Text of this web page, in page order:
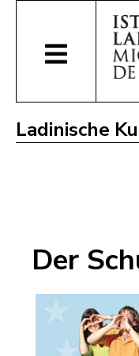
Ladinische
Der